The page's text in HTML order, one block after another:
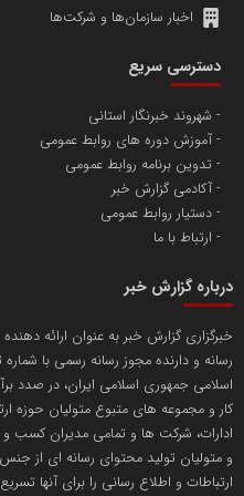
پایگاه اطلاع رسانی اعتلای
پایگاه اطلاع رسانی دریا و
تامین آهن اسفنجی تولیدکنندگان
تریبون
انتشار گسترده محتوا در رسانه
مسعودصادقی
محمدعلی کرمعلی
اخبار سازمان‌ها و شرکت‌ها
دسترسی سریع
شهروند خبرنگار استانی
آموزش دوره های روابط عمومی
تدوین برنامه روابط عمومی
آکادمی گزارش خبر
دستیار روابط عمومی
ارتباط با ما
درباره گزارش خبر
خبرگزاری گزارش خبر به عنوان ارائه
اسلامی جمهوری اسلامی ایران، در صدد
کار و مجموعه های متبوع متولیان حوزه
ادارات، شرکت ها و تمامی مدیران کسب
و متولیان تولید محتوای رسانه ای از
ارتباطات و اطلاع رسانی را برای آنها